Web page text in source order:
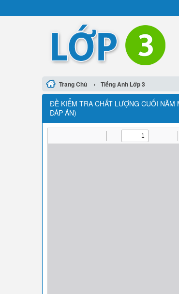
Trang Chủ › Tiếng Anh Lớp 3
ĐỀ KIỂM TRA CHẤT LƯỢNG CUỐI
ĐÁP ÁN)